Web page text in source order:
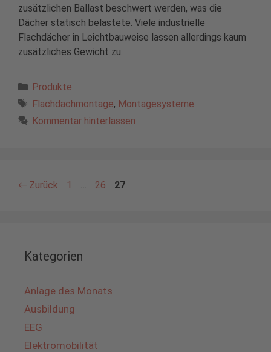
zusätzlichen Ballast beschwert werden, was die
Dächer statisch belastete. Viele industrielle
Flachdächer in Leichtbauweise lassen allerdings kaum
zusätzliches Gewicht zu.
Kategorien
Produkte
Schlagwörter
Flachdachmontage, Montagesysteme
Kommentar hinterlassen
← Zurück Seite
1 … Seite
26 Seite
27
Kategorien
Anlage des Monats
Ausbildung
EEG
Elektromobilität